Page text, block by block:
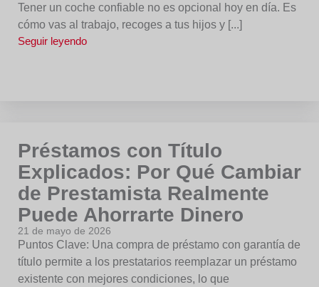
Tener un coche confiable no es opcional hoy en día. Es
cómo vas al trabajo, recoges a tus hijos y [...]
Seguir leyendo
Préstamos con Título
Explicados: Por Qué Cambiar
de Prestamista Realmente
Puede Ahorrarte Dinero
21 de mayo de 2026
Puntos Clave: Una compra de préstamo con garantía de
título permite a los prestatarios reemplazar un préstamo
existente con mejores condiciones, lo que